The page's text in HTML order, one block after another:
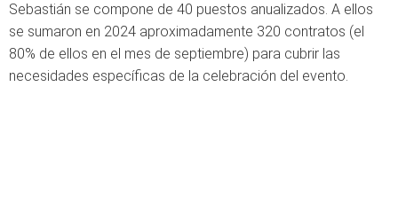
Sebastián se compone de 40 puestos anualizados. A ellos
se sumaron en 2024 aproximadamente 320 contratos (el
80% de ellos en el mes de septiembre) para cubrir las
necesidades específicas de la celebración del evento.